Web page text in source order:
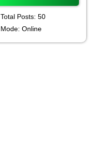
Total Posts: 50
Mode: Online